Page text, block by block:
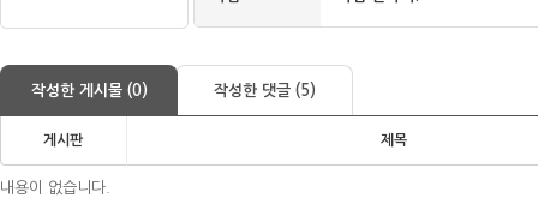
작성한 게시물 (0) 작성한 댓글 (5)
게시판 제목
내용이 없습니다.